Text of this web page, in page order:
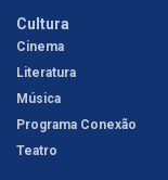
Cultura
Cinema
Literatura
Música
Programa Conexão
Teatro